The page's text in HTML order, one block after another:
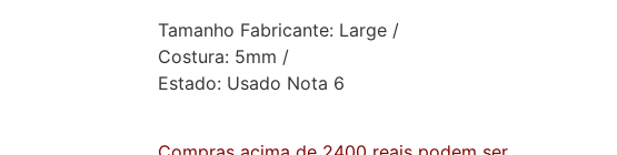
Tamanho Fabricante: Large /
Costura: 5mm /
Estado: Usado Nota 6